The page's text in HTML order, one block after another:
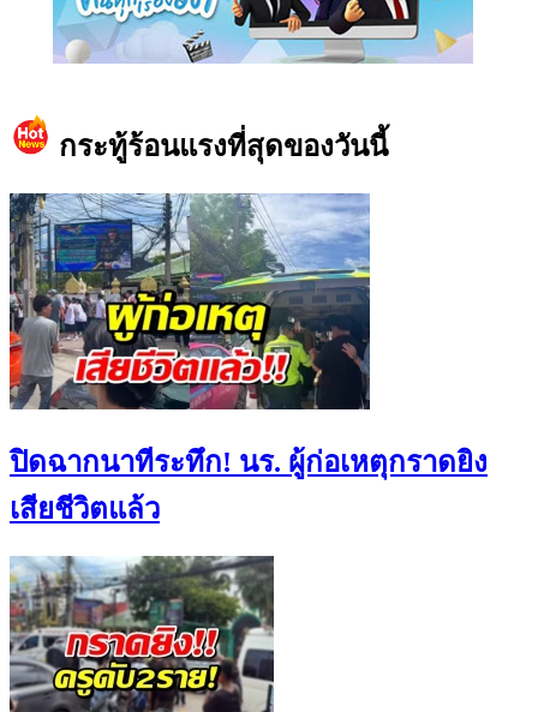
กระทู้ร้อนแรงที่สุดของวันนี้
ปิดฉากนาทีระทึก! นร. ผู้ก่อเหตุกราดยิง
เสียชีวิตแล้ว